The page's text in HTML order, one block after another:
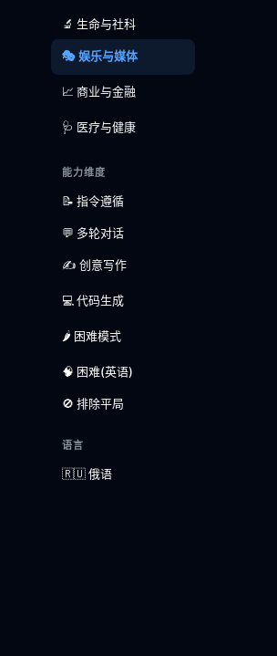
🔬 生命与社科
🎭 娱乐与媒体
📈 商业与金融
🩺 医疗与健康
能力维度
📝 指令遵循
💬 多轮对话
✍️ 创意写作
💻 代码生成
🌶️ 困难模式
🧠 困难(英语)
🚫 排除平局
语言
🇷🇺 俄语